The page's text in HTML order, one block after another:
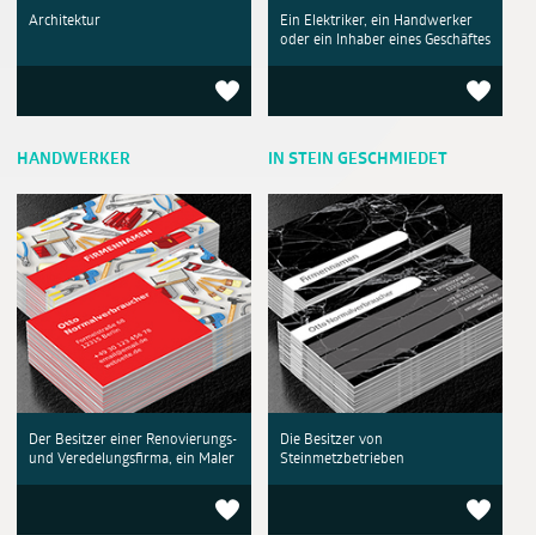
Architektur
Ein Elektriker, ein Handwerker
oder ein Inhaber eines Geschäftes
HANDWERKER
Der Besitzer einer Renovierungs-
und Veredelungsfirma, ein Maler
IN STEIN GESCHMIEDET
Die Besitzer von
Steinmetzbetrieben